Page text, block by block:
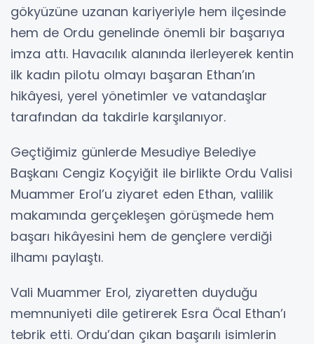
gökyüzüne uzanan kariyeriyle hem ilçesinde
hem de Ordu genelinde önemli bir başarıya
imza attı. Havacılık alanında ilerleyerek kentin
ilk kadın pilotu olmayı başaran Ethan’ın
hikâyesi, yerel yönetimler ve vatandaşlar
tarafından da takdirle karşılanıyor.
Geçtiğimiz günlerde Mesudiye Belediye
Başkanı Cengiz Koçyiğit ile birlikte Ordu Valisi
Muammer Erol’u ziyaret eden Ethan, valilik
makamında gerçekleşen görüşmede hem
başarı hikâyesini hem de gençlere verdiği
ilhamı paylaştı.
Vali Muammer Erol, ziyaretten duyduğu
memnuniyeti dile getirerek Esra Öcal Ethan’ı
tebrik etti. Ordu’dan çıkan başarılı isimlerin